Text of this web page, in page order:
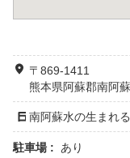
〒869-1411
熊本県阿蘇郡南阿
南阿蘇水の生まれ
駐車場 : あり